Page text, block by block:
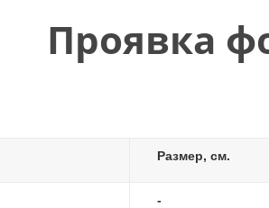
Проявка
Размер, см.
-